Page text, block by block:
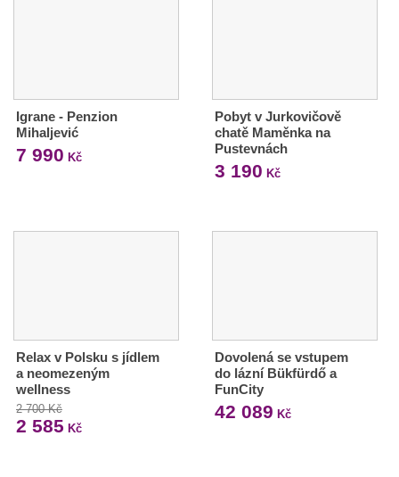
Igrane - Penzion
Mihaljević
7 990 Kč
Pobyt v Jurkovičově
chatě Maměnka na
Pustevnách
3 190 Kč
Relax v Polsku s jídlem
a neomezeným
wellness
2 700 Kč
2 585 Kč
Dovolená se vstupem
do lázní Bükfürdő a
FunCity
42 089 Kč